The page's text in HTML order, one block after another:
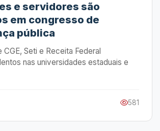
e servidores são
em congresso de
pública
CGE, Seti e Receita Federal
nas universidades estaduais e
581